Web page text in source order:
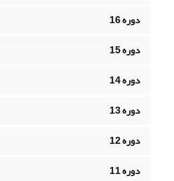
دوره 16
دوره 15
دوره 14
دوره 13
دوره 12
دوره 11